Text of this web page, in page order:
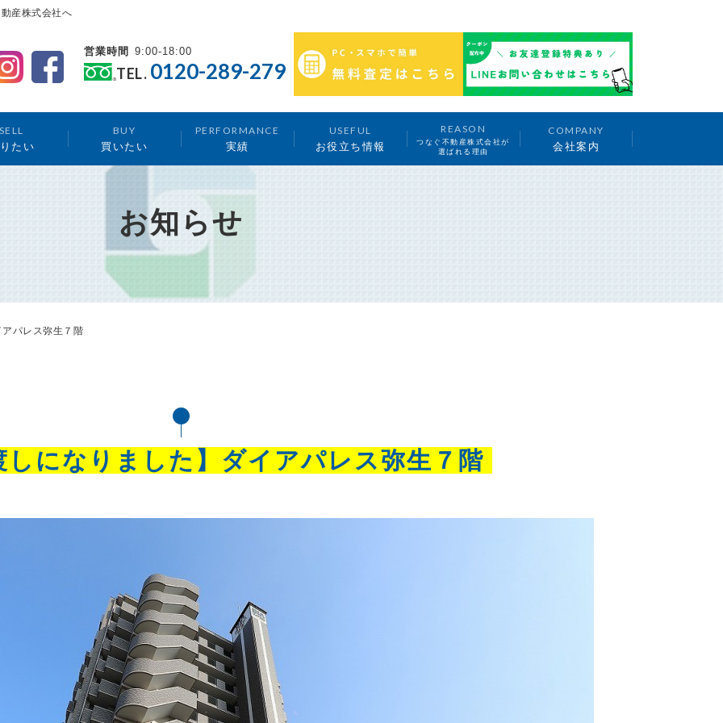
産株式会社へ
営業時間 9:00-18:00
TEL. 0120-289-279
たい
BUY
買いたい
PERFORMANCE
実績
USEFUL
お役立ち情報
REASON
つなぐ不動産株式会社が
選ばれる理由
COMPANY
会社案内
お知らせ
パレス弥生７階
しになりました】ダイアパレス弥生７階